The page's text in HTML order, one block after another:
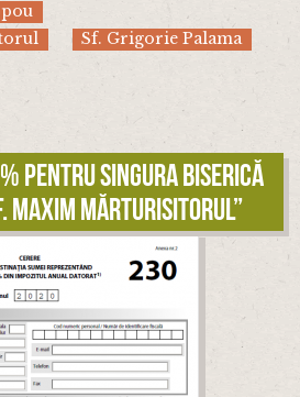
Sf. Grigorie Palama
pentru singura biserică
Maxim Mărturisitorul”